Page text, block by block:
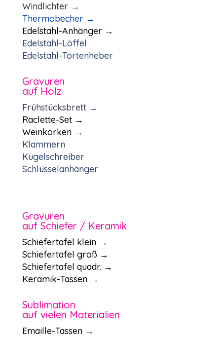
Windlichter →
Thermobecher→
Edelstahl-Anhänger →
Edelstahl-Löffel
Edelstahl-Tortenheber
Gravuren
auf Holz
Frühstücksbrett →
Raclette-Set →
Weinkorken →
Klammern
Kugelschreiber
Schlüsselanhänger
Gravuren
auf Schiefer / Keramik
Schiefertafel klein →
Schiefertafel groß →
Schiefertafel quadr. →
Keramik-Tassen →
Sublimation
auf vielen Materialien
Emaille-Tassen →